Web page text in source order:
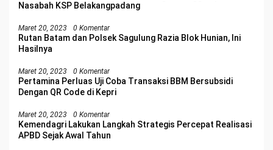
Nasabah KSP Belakangpadang
Maret 20, 2023 0 Komentar
Rutan Batam dan Polsek Sagulung Razia Blok Hunian, Ini
Hasilnya
Maret 20, 2023 0 Komentar
Pertamina Perluas Uji Coba Transaksi BBM Bersubsidi
Dengan QR Code di Kepri
Maret 20, 2023 0 Komentar
Kemendagri Lakukan Langkah Strategis Percepat Realisasi
APBD Sejak Awal Tahun